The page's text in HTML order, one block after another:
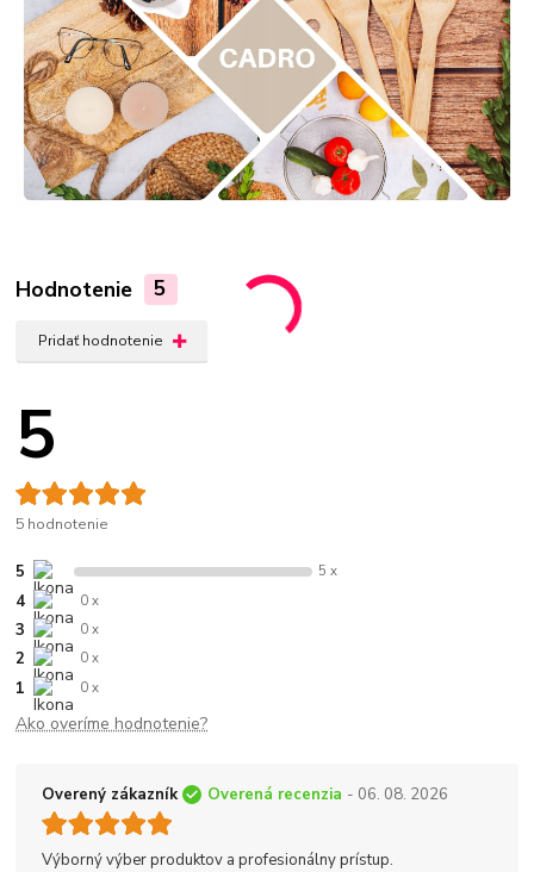
Hodnotenie 5
Pridať hodnotenie
5
5 hodnotenie
5 5 x
4 0 x
3 0 x
2 0 x
1 0 x
Ako overíme hodnotenie?
Overený zákazník Overená recenzia - 06. 08. 2026
Výborný výber produktov a profesionálny prístup.